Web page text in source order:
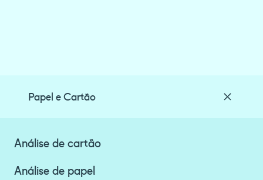
Papel e Cartão
Análise de cartão
Análise de papel